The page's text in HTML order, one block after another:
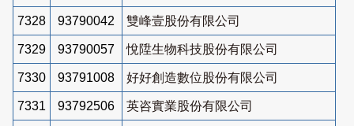
7328 93790042 雙峰壹股份有限公司
7329 93790057 悅陞生物科技股份有限公司
7330 93791008 好好創造數位股份有限公司
7331 93792506 英咨實業股份有限公司